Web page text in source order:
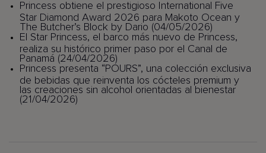
Princess obtiene el prestigioso International Five
Star Diamond Award 2026 para Makoto Ocean y
The Butcher’s Block by Dario (04/05/2026)
El Star Princess, el barco más nuevo de Princess,
realiza su histórico primer paso por el Canal de
Panamá (24/04/2026)
Princess presenta “POURS”, una colección exclusiva
de bebidas que reinventa los cócteles premium y
las creaciones sin alcohol orientadas al bienestar
(21/04/2026)